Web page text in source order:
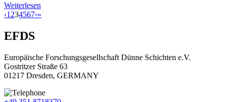
Weiterlesen
‹1 234567›»
EFDS
Europäische Forschungsgesellschaft Dünne Schichten e.V.
Gostritzer Straße 63
01217 Dresden, GERMANY